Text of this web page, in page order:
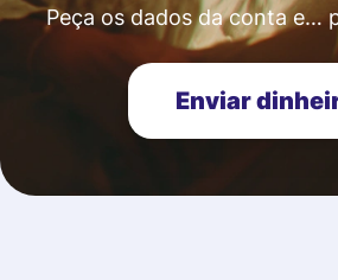
Peça os dados da conta e…
Enviar